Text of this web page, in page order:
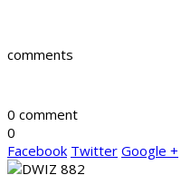
comments
0 comment
0
Facebook Twitter Google +